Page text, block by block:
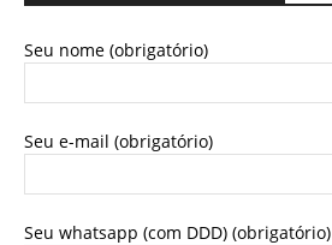
Seu nome (obrigatório)
Seu e-mail (obrigatório)
Seu whatsapp (com DDD) (obrigatório)